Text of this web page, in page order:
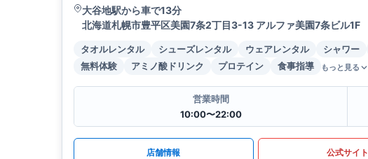
大谷地駅から車で13分
北海道札幌市豊平区美園7条2丁目3-13 アルファ美園7条ビル1F
タオルレンタル シューズレンタル ウェアレンタル シャワー
無料体験
アミノ酸ドリンク プロテイン 食事指導 もっと見る
営業時間
10:00〜22:00
店舗情報 公式サイト